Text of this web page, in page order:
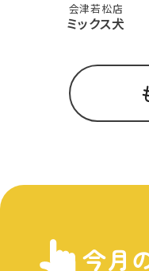
会津若松店
ミックス犬
今月